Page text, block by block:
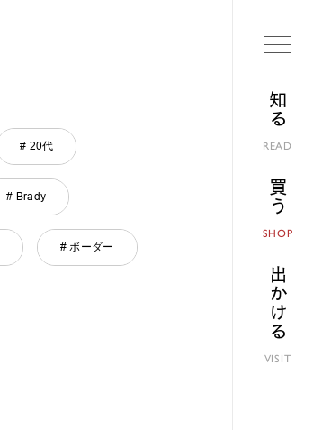
知る
READ
買う
SHOP
出かける
VISIT
# 20代
# Brady
# ボーダー